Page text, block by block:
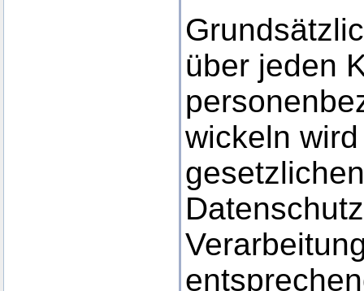
über jeden
wickeln